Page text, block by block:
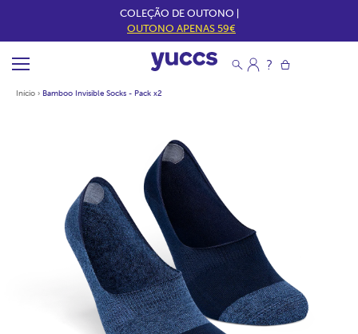
COLEÇÃO DE OUTONO |
OUTONO APENAS 59€
Início › Bamboo Invisible Socks - Pack x2